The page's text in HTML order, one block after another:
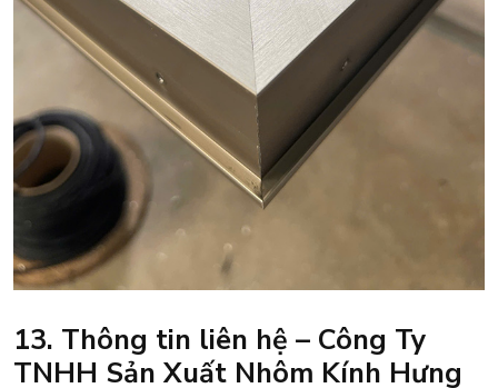
13. Thông tin liên hệ – Công Ty
TNHH Sản Xuất Nhôm Kính Hưng